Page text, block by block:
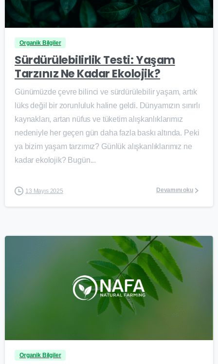
0
Organik Bilgiler
Sürdürülebilirlik Testi: Yaşam
Tarzınız Ne Kadar Ekolojik?
Günümüzde çevre bilinci ve sürdürülebilir yaşam, artık
lüks değil bir zorunluluk haline geldi. Dünyamızın sınırlı
kaynakları, artan nüfus ve tüketim alışkanlıklarımız
nedeniyle her geçen gün daha fazla baskı altında. Peki
ya bizim yaşam tarzımız? Günlük alışkanlıklarımız ne
kadar ekolojik? Bugün...
13 Mayıs 2025 Devamını oku
Organik Bilgiler